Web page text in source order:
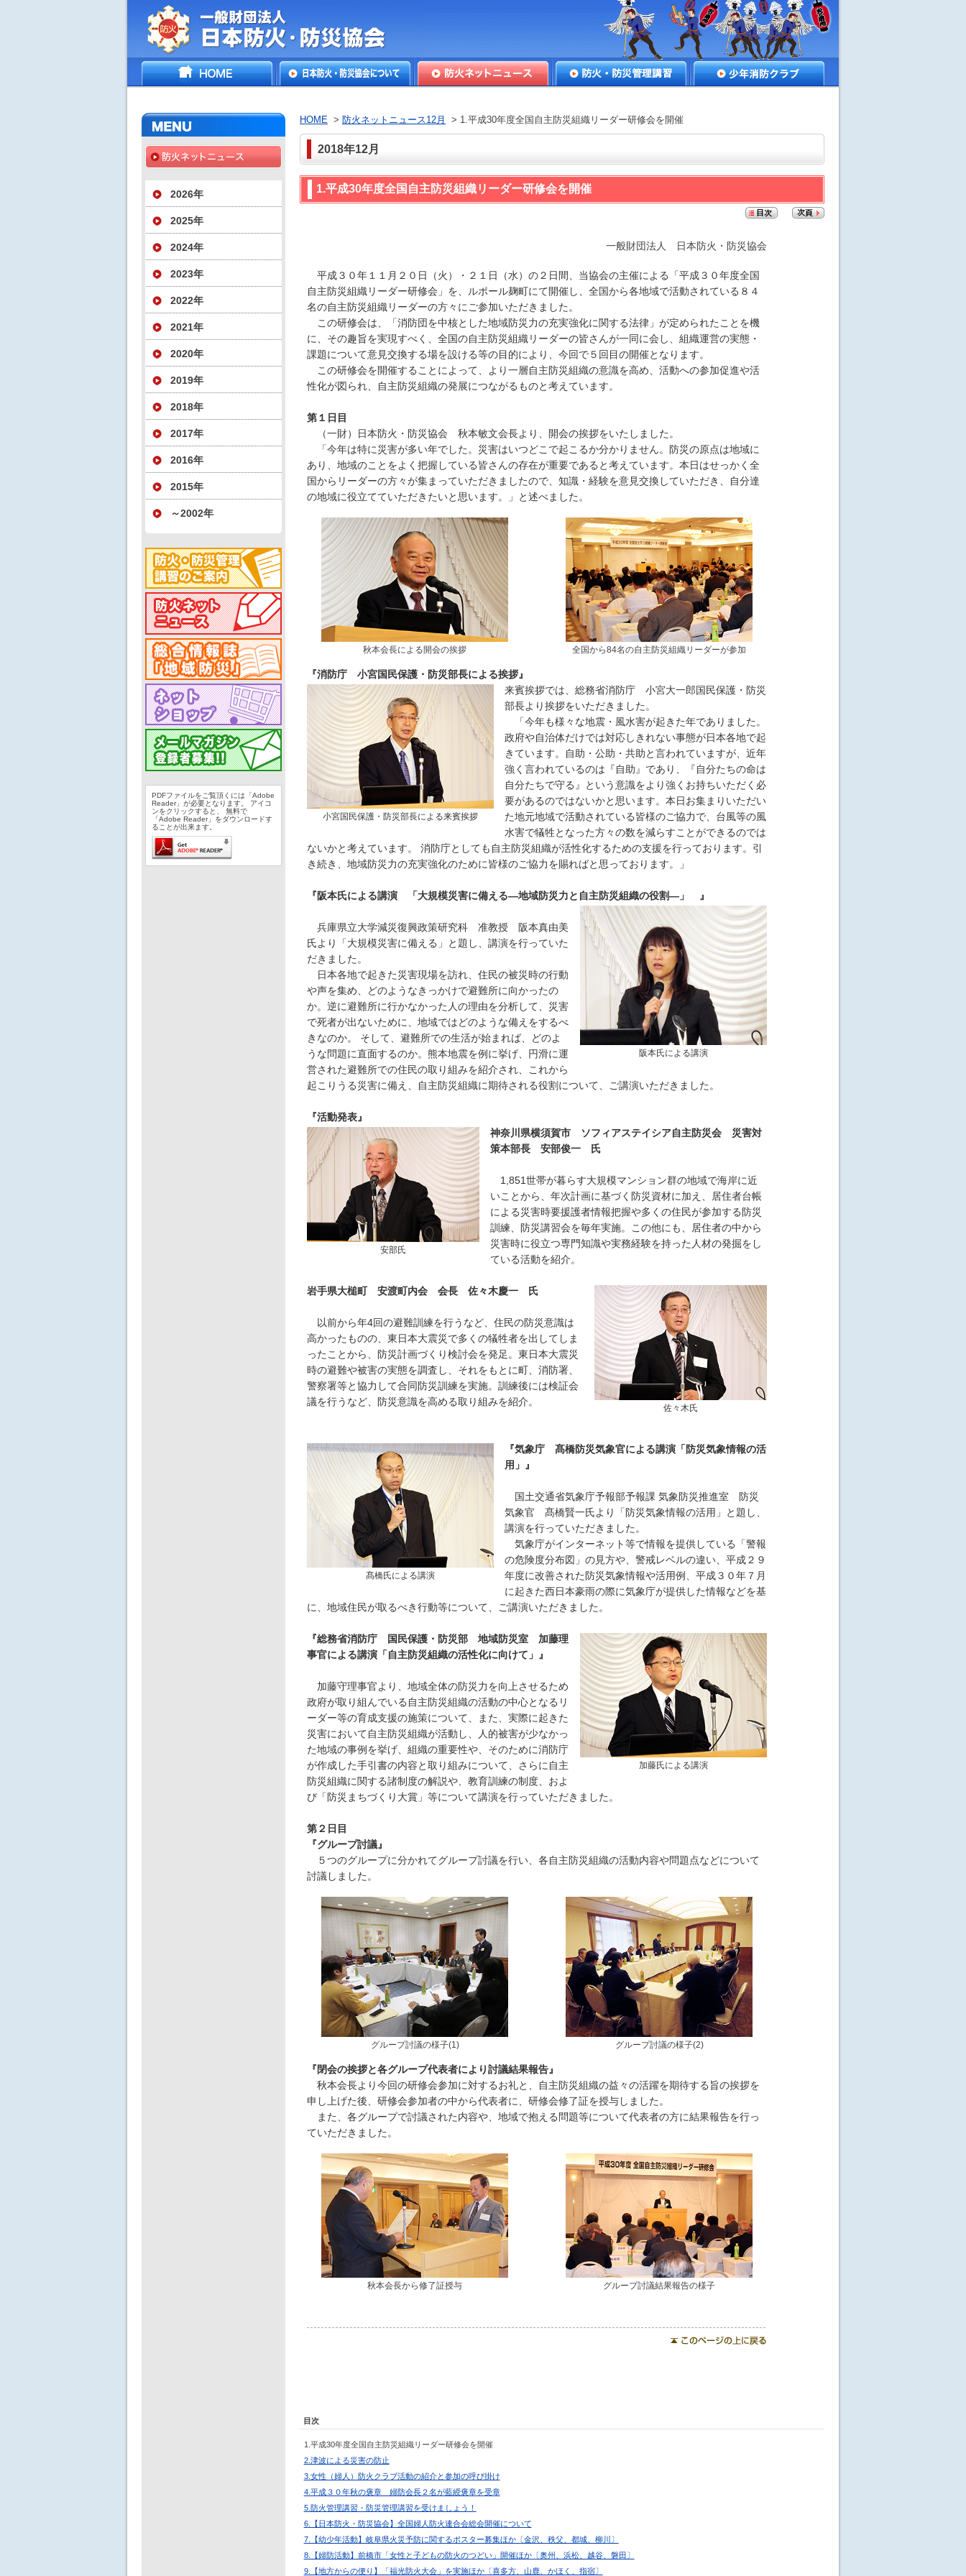
一般財団法人日本防火・防
HOME
2026年
2025年
2024年
2023年
2022年
2021年
2020年
2019年
2018年
2017年
2016年
2015年
～2002年
PDFファイルをご覧頂くには「Adobe
Reader」が必要となります。 アイコ
ンをクリックすると、 無料で
「Adobe Reader」をダウンロードす
ることが出来ます。
HOME > 防火ネットニュース12月 > 1.平成30年度全国自主防災組織リーダー研修会を開催
2018年12月
1.平成30年度全国自主防災組織リーダー研修会を開催
一般財団法人 日本防火・防災協会
平成３０年１１月２０日（火）・２１日（水）の２日間、当協会の主催による「平成３０年度全国
自主防災組織リーダー研修会」を、ルポール麹町にて開催し、全国から各地域で活動されている８４
名の自主防災組織リーダーの方々にご参加いただきました。
この研修会は、「消防団を中核とした地域防災力の充実強化に関する法律」が定められたことを機
に、その趣旨を実現すべく、全国の自主防災組織リーダーの皆さんが一同に会し、組織運営の実態・
課題について意見交換する場を設ける等の目的により、今回で５回目の開催となります。
この研修会を開催することによって、より一層自主防災組織の意識を高め、活動への参加促進や活
性化が図られ、自主防災組織の発展につながるものと考えています。
第１日目
（一財）日本防火・防災協会 秋本敏文会長より、開会の挨拶をいたしました。
「今年は特に災害が多い年でした。災害はいつどこで起こるか分かりません。防災の原点は地域に
あり、地域のことをよく把握している皆さんの存在が重要であると考えています。本日はせっかく全
国からリーダーの方々が集まっていただきましたので、知識・経験を意見交換していただき、自分達
の地域に役立てていただきたいと思います。」と述べました。
秋本会長による開会の挨拶 全国から84名の自主防災組織リーダーが参加
『消防庁 小宮国民保護・防災部長による挨拶』
小宮国民保護・防災部長による来賓挨拶
来賓挨拶では、総務省消防庁 小宮大一郎国民保護・防災
部長より挨拶をいただきました。
「今年も様々な地震・風水害が起きた年でありました。
政府や自治体だけでは対応しきれない事態が日本各地で起
きています。自助・公助・共助と言われていますが、近年
強く言われているのは『自助』であり、『自分たちの命は
自分たちで守る』という意識をより強くお持ちいただく必
要があるのではないかと思います。本日お集まりいただい
た地元地域で活動されている皆様のご協力で、台風等の風
水害で犠牲となった方々の数を減らすことができるのでは
ないかと考えています。 消防庁としても自主防災組織が活性化するための支援を行っております。引
き続き、地域防災力の充実強化のために皆様のご協力を賜ればと思っております。」
『阪本氏による講演 「大規模災害に備える―地域防災力と自主防災組織の役割―」 』
阪本氏による講演
兵庫県立大学減災復興政策研究科 准教授 阪本真由美
氏より「大規模災害に備える」と題し、講演を行っていた
だきました。
日本各地で起きた災害現場を訪れ、住民の被災時の行動
や声を集め、どのようなきっかけで避難所に向かったの
か。逆に避難所に行かなかった人の理由を分析して、災害
で死者が出ないために、地域ではどのような備えをするべ
きなのか。 そして、避難所での生活が始まれば、どのよ
うな問題に直面するのか。熊本地震を例に挙げ、円滑に運
営された避難所での住民の取り組みを紹介され、これから
起こりうる災害に備え、自主防災組織に期待される役割について、ご講演いただきました。
『活動発表』
安部氏
神奈川県横須賀市 ソフィアステイシア自主防災会 災害対
策本部長 安部俊一 氏
1,851世帯が暮らす大規模マンション群の地域で海岸に近
いことから、年次計画に基づく防災資材に加え、居住者台帳
による災害時要援護者情報把握や多くの住民が参加する防災
訓練、防災講習会を毎年実施。この他にも、居住者の中から
災害時に役立つ専門知識や実務経験を持った人材の発掘をし
ている活動を紹介。
佐々木氏
岩手県大槌町 安渡町内会 会長 佐々木慶一 氏
以前から年4回の避難訓練を行うなど、住民の防災意識は
高かったものの、東日本大震災で多くの犠牲者を出してしま
ったことから、防災計画づくり検討会を発足。東日本大震災
時の避難や被害の実態を調査し、それをもとに町、消防署、
警察署等と協力して合同防災訓練を実施。訓練後には検証会
議を行うなど、防災意識を高める取り組みを紹介。
髙橋氏による講演
『気象庁 髙橋防災気象官による講演「防災気象情報の活
用」』
国土交通省気象庁予報部予報課 気象防災推進室 防災
気象官 髙橋賢一氏より「防災気象情報の活用」と題し、
講演を行っていただきました。
気象庁がインターネット等で情報を提供している「警報
の危険度分布図」の見方や、警戒レベルの違い、平成２９
年度に改善された防災気象情報や活用例、平成３０年７月
に起きた西日本豪雨の際に気象庁が提供した情報などを基
に、地域住民が取るべき行動等について、ご講演いただきました。
加藤氏による講演
『総務省消防庁 国民保護・防災部 地域防災室 加藤理
事官による講演「自主防災組織の活性化に向けて」』
加藤守理事官より、地域全体の防災力を向上させるため
政府が取り組んでいる自主防災組織の活動の中心となるリ
ーダー等の育成支援の施策について、また、実際に起きた
災害において自主防災組織が活動し、人的被害が少なかっ
た地域の事例を挙げ、組織の重要性や、そのために消防庁
が作成した手引書の内容と取り組みについて、さらに自主
防災組織に関する諸制度の解説や、教育訓練の制度、およ
び「防災まちづくり大賞」等について講演を行っていただきました。
第２日目
『グループ討議』
５つのグループに分かれてグループ討議を行い、各自主防災組織の活動内容や問題点などについて
討議しました。
グループ討議の様子(1) グループ討議の様子(2)
『閉会の挨拶と各グループ代表者により討議結果報告』
秋本会長より今回の研修会参加に対するお礼と、自主防災組織の益々の活躍を期待する旨の挨拶を
申し上げた後、研修会参加者の中から代表者に、研修会修了証を授与しました。
また、各グループで討議された内容や、地域で抱える問題等について代表者の方に結果報告を行っ
ていただきました。
秋本会長から修了証授与 グループ討議結果報告の様子
目次
1.平成30年度全国自主防災組織リーダー研修会を開催
2.津波による災害の防止
3.女性（婦人）防火クラブ活動の紹介と参加の呼び掛け
4.平成３０年秋の褒章 婦防会長２名が藍綬褒章を受章
5.防火管理講習・防災管理講習を受けましょう！
6.【日本防火・防災協会】全国婦人防火連合会総会開催について
7.【幼少年活動】岐阜県火災予防に関するポスター募集ほか〔金沢、秩父、都城、柳川〕
8.【婦防活動】前橋市「女性と子どもの防火のつどい」開催ほか〔奥州、浜松、越谷、磐田〕
9.【地方からの便り】「福光防火大会」を実施ほか〔喜多方、山鹿、かほく、指宿〕